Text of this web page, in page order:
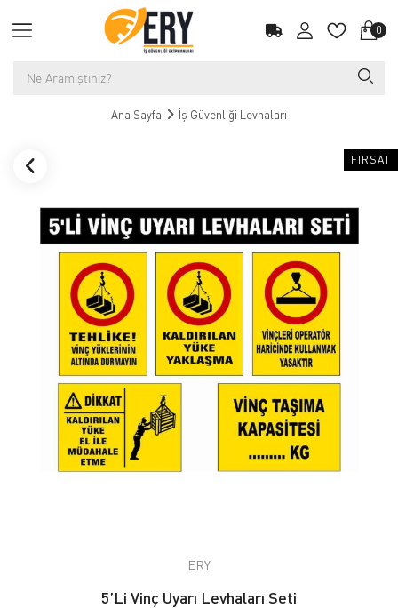
0
Ana Sayfa İş Güvenliği Levhaları
FIRSAT
ERY
5’Li Vinç Uyarı Levhaları Seti